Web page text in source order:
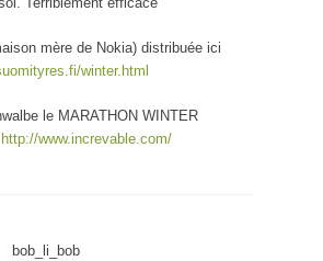
mère de Nokia) distribuée ici
winter.html
le MARATHON WINTER
http://www.increvable.com/
bob_li_bob